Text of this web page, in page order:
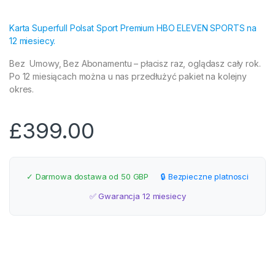
Karta Superfull Polsat Sport Premium HBO ELEVEN SPORTS na
12 miesiecy.
Bez Umowy, Bez Abonamentu – płacisz raz, oglądasz cały rok.
Po 12 miesiącach można u nas przedłużyć pakiet na kolejny
okres.
£399.00
✓ Darmowa dostawa od 50 GBP
🔒 Bezpieczne platnosci
✅ Gwarancja 12 miesiecy